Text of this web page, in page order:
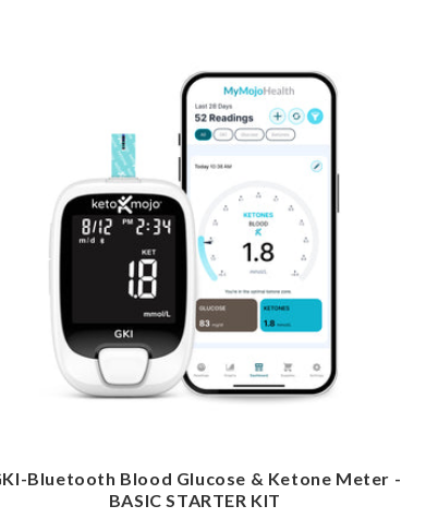
Bluetooth Blood Glucose & Ketone Meter -
BASIC STARTER KIT